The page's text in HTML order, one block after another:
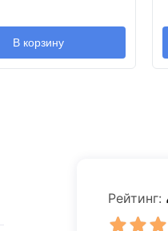
В корзину
Рейтинг: